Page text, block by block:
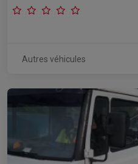
Autres véhicules